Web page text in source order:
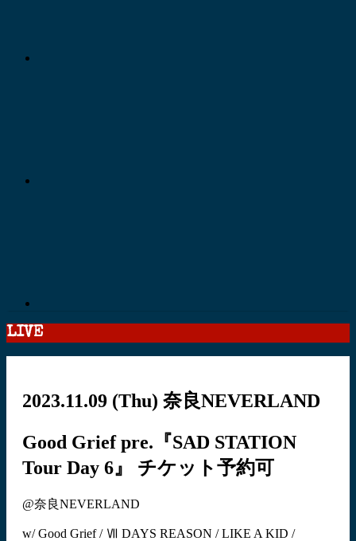
LIVE
2023.11.09 (Thu) 奈良NEVERLAND
Good Grief pre.『SAD STATION
Tour Day 6』
チケット予約可
@奈良NEVERLAND
w/ Good Grief / Ⅶ DAYS REASON / LIKE A KID /